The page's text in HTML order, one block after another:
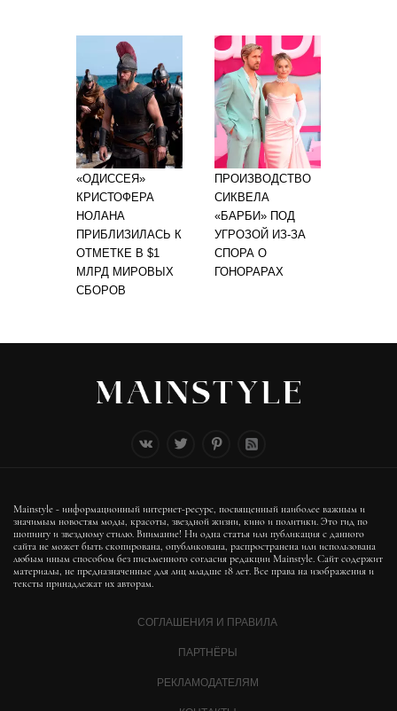
«ОДИССЕЯ»
КРИСТОФЕРА
НОЛАНА
ПРИБЛИЗИЛАСЬ К
ОТМЕТКЕ В $1
МЛРД МИРОВЫХ
СБОРОВ
ПРОИЗВОДСТВО
СИКВЕЛА
«БАРБИ» ПОД
УГРОЗОЙ ИЗ-ЗА
СПОРА О
ГОНОРАРАХ
Mainstyle - информационный интернет-ресурс, посвященный наиболее важным и
значимым новостям моды, красоты, звездной жизни, кино и политики. Это гид по
шопингу и звездному стилю. Внимание! Ни одна статья или публикация с данного
сайта не может быть скопирована, опубликована, распространена или использована
любым иным способом без письменного согласия редакции Mainstyle. Сайт содержит
материалы, не предназначенные для лиц младше 18 лет. Все права на изображения и
тексты принадлежат их авторам.
СОГЛАШЕНИЯ И ПРАВИЛА
ПАРТНЁРЫ
РЕКЛАМОДАТЕЛЯМ